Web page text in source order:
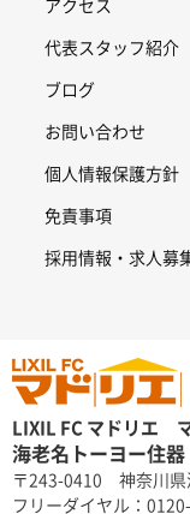
アクセス
代表スタッフ紹介
ブログ
お問い合わせ
個人情報保護方針
免責事項
採用情報・求人募
LIXIL FC マドリエ
海老名トーヨー住器
〒243-0410 神奈川
フリーダイヤル：